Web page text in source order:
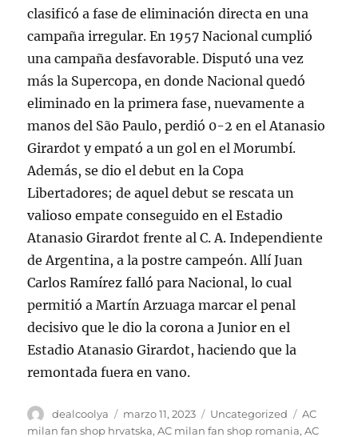
clasificó a fase de eliminación directa en una
campaña irregular. En 1957 Nacional cumplió
una campaña desfavorable. Disputó una vez
más la Supercopa, en donde Nacional quedó
eliminado en la primera fase, nuevamente a
manos del São Paulo, perdió 0-2 en el Atanasio
Girardot y empató a un gol en el Morumbí.
Además, se dio el debut en la Copa
Libertadores; de aquel debut se rescata un
valioso empate conseguido en el Estadio
Atanasio Girardot frente al C. A. Independiente
de Argentina, a la postre campeón. Allí Juan
Carlos Ramírez falló para Nacional, lo cual
permitió a Martín Arzuaga marcar el penal
decisivo que le dio la corona a Junior en el
Estadio Atanasio Girardot, haciendo que la
remontada fuera en vano.
Autor
dealcoolya
Publicado
el
marzo 11, 2023 Categorías
Uncategorized Etiquetas
AC
milan fan shop hrvatska,AC milan fan shop romania,AC